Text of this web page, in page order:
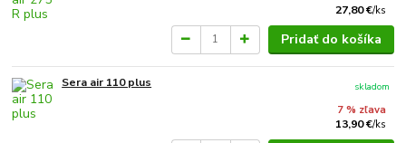
27,80 €/ks
Pridať do košíka
Sera air 110 plus
7 % zľava
13,90 €/ks
skladom